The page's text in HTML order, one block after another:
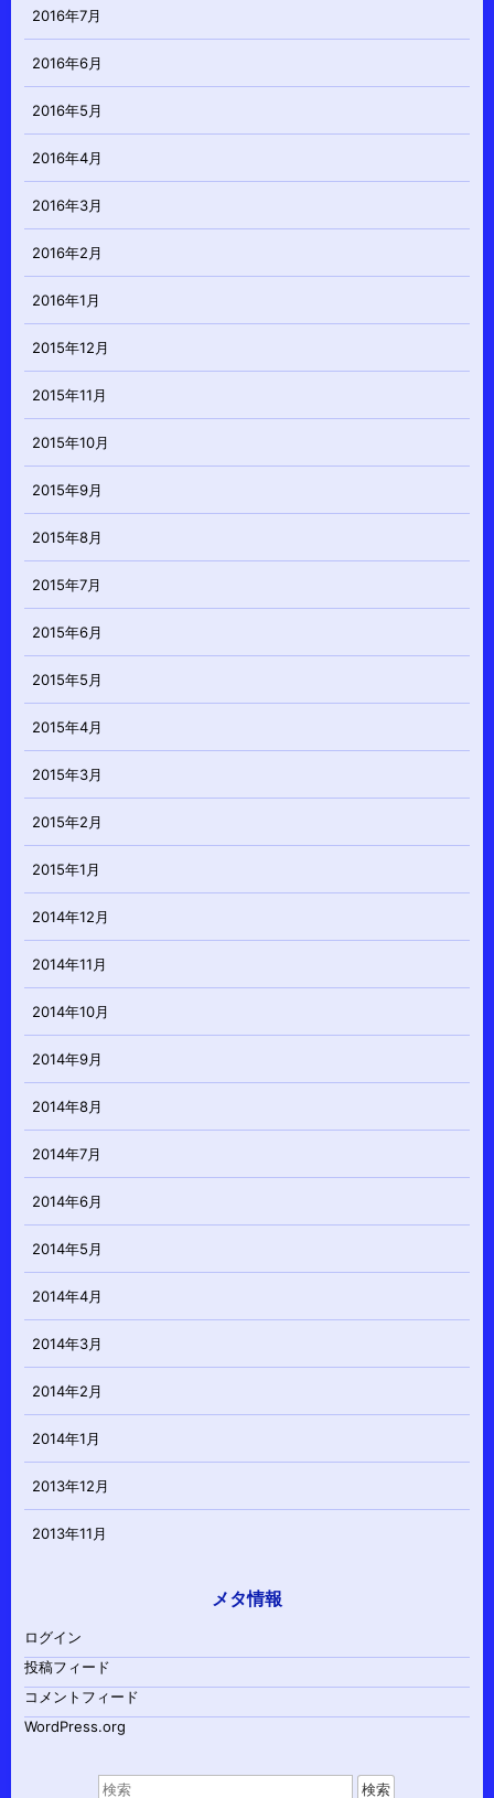
2016年7月
2016年6月
2016年5月
2016年4月
2016年3月
2016年2月
2016年1月
2015年12月
2015年11月
2015年10月
2015年9月
2015年8月
2015年7月
2015年6月
2015年5月
2015年4月
2015年3月
2015年2月
2015年1月
2014年12月
2014年11月
2014年10月
2014年9月
2014年8月
2014年7月
2014年6月
2014年5月
2014年4月
2014年3月
2014年2月
2014年1月
2013年12月
2013年11月
メタ情報
ログイン
投稿フィード
コメントフィード
WordPress.org
索